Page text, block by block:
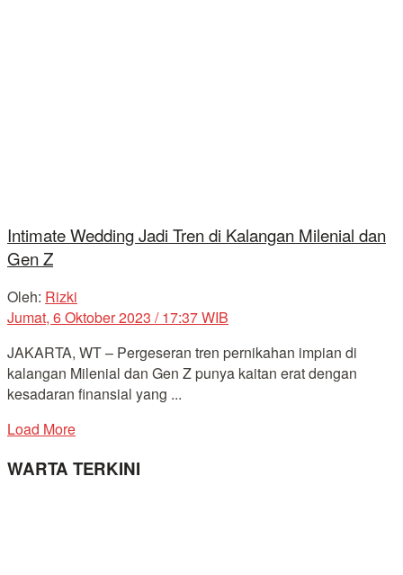
Intimate Wedding Jadi Tren di Kalangan Milenial dan
Gen Z
Oleh: Rizki
Jumat, 6 Oktober 2023 / 17:37 WIB
JAKARTA, WT – Pergeseran tren pernikahan impian di
kalangan Milenial dan Gen Z punya kaitan erat dengan
kesadaran finansial yang ...
Load More
WARTA TERKINI